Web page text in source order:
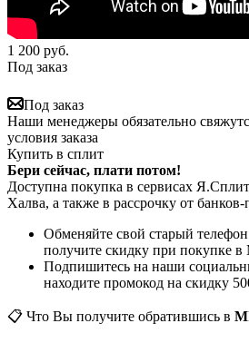
1 200 руб.
Под заказ
Под заказ
Наши менеджеры обязательно
условия заказа
Купить в сплит
Бери сейчас, плати потом!
Доступна покупка в сервисах
Халва, а также в рассрочку от банков-
Обменяйте свой старый
получите скидку при покупке
Подпишитесь на наши
находите промокод на скидку
📋 Что Вы получите обратившись в